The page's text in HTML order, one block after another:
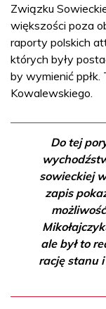
Związku
większości poza
raporty polskich
których były
by wymienić ppłk.
Kowalewskiego.
Do tej
sowieckiej
zapis
ale był to
rację stanu